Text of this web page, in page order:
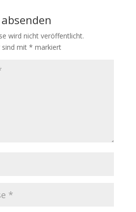
wird nicht veröffentlicht.
sind mit * markiert